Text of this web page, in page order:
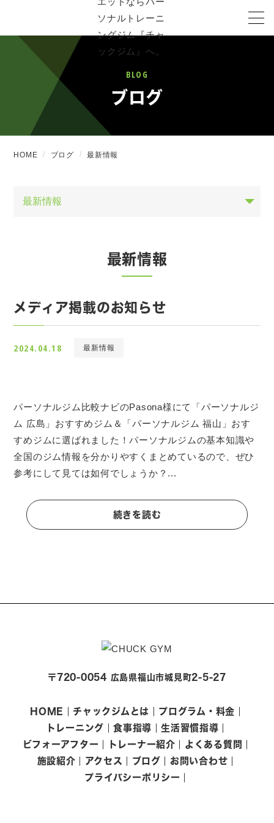
BLOG
ブログ
HOME ブログ 最新情報
最新情報
メディア掲載のお知らせ
2024.04.18 最新情報
パーソナルジム比較ナビのPasona様にて「パーソナルジ
ム 広島」おすすめジム＆「パーソナルジム 福山」おす
すめジムに選ばれました！パーソナルジムの基本知識や
全国のジム情報を分かりやすくまとめているので、ぜひ
参考にして見ては如何でしょうか？...
続きを読む
〒720-0054 広島県福山市城見町2-5-27
HOME チャックジムとは
プログラム・料金
トレーニング
食事指導
生活習慣指導
ビフォーアフター
トレーナー紹介
よくある質問
施設紹介
アクセス ブログ
お問い合わせ
プライバシーポリシー